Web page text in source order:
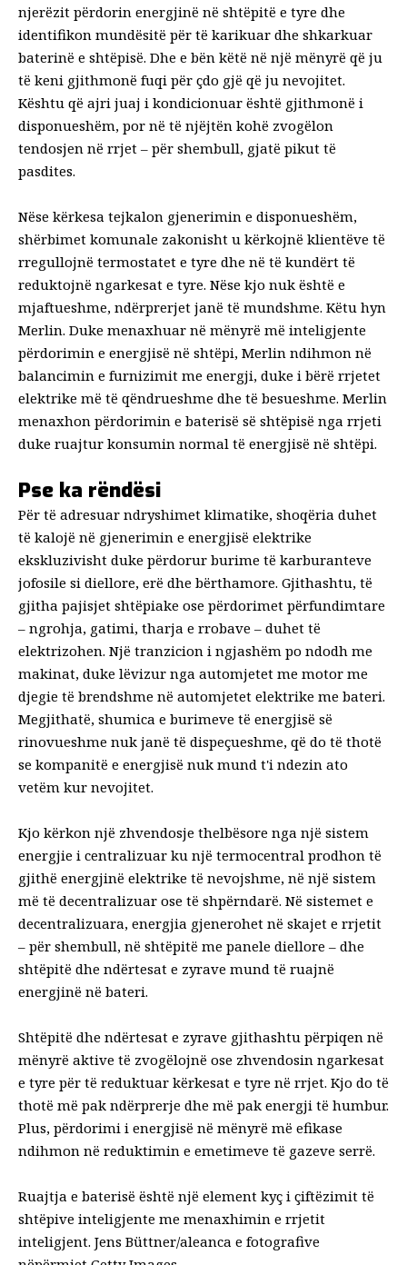
njerëzit përdorin energjinë në shtëpitë e tyre dhe
identifikon mundësitë për të karikuar dhe shkarkuar
baterinë e shtëpisë. Dhe e bën këtë në një mënyrë që ju
të keni gjithmonë fuqi për çdo gjë që ju nevojitet.
Kështu që ajri juaj i kondicionuar është gjithmonë i
disponueshëm, por në të njëjtën kohë zvogëlon
tendosjen në rrjet – për shembull, gjatë pikut të
pasdites.
Nëse kërkesa tejkalon gjenerimin e disponueshëm,
shërbimet komunale zakonisht u kërkojnë klientëve të
rregullojnë termostatet e tyre dhe në të kundërt të
reduktojnë ngarkesat e tyre. Nëse kjo nuk është e
mjaftueshme, ndërprerjet janë të mundshme. Këtu hyn
Merlin. Duke menaxhuar në mënyrë më inteligjente
përdorimin e energjisë në shtëpi, Merlin ndihmon në
balancimin e furnizimit me energji, duke i bërë rrjetet
elektrike më të qëndrueshme dhe të besueshme. Merlin
menaxhon përdorimin e baterisë së shtëpisë nga rrjeti
duke ruajtur konsumin normal të energjisë në shtëpi.
Pse ka rëndësi
Për të adresuar ndryshimet klimatike, shoqëria duhet
të kalojë në gjenerimin e energjisë elektrike
ekskluzivisht duke përdorur burime të karburanteve
jofosile si diellore, erë dhe bërthamore. Gjithashtu, të
gjitha pajisjet shtëpiake ose përdorimet përfundimtare
– ngrohja, gatimi, tharja e rrobave – duhet të
elektrizohen. Një tranzicion i ngjashëm po ndodh me
makinat, duke lëvizur nga automjetet me motor me
djegie të brendshme në automjetet elektrike me bateri.
Megjithatë, shumica e burimeve të energjisë së
rinovueshme nuk janë të dispeçueshme, që do të thotë
se kompanitë e energjisë nuk mund t'i ndezin ato
vetëm kur nevojitet.
Kjo kërkon një zhvendosje thelbësore nga një sistem
energjie i centralizuar ku një termocentral prodhon të
gjithë energjinë elektrike të nevojshme, në një sistem
më të decentralizuar ose të shpërndarë. Në sistemet e
decentralizuara, energjia gjenerohet në skajet e rrjetit
– për shembull, në shtëpitë me panele diellore – dhe
shtëpitë dhe ndërtesat e zyrave mund të ruajnë
energjinë në bateri.
Shtëpitë dhe ndërtesat e zyrave gjithashtu përpiqen në
mënyrë aktive të zvogëlojnë ose zhvendosin ngarkesat
e tyre për të reduktuar kërkesat e tyre në rrjet. Kjo do të
thotë më pak ndërprerje dhe më pak energji të humbur.
Plus, përdorimi i energjisë në mënyrë më efikase
ndihmon në reduktimin e emetimeve të gazeve serrë.
Ruajtja e baterisë është një element kyç i çiftëzimit të
shtëpive inteligjente me menaxhimin e rrjetit
inteligjent. Jens Büttner/aleanca e fotografive